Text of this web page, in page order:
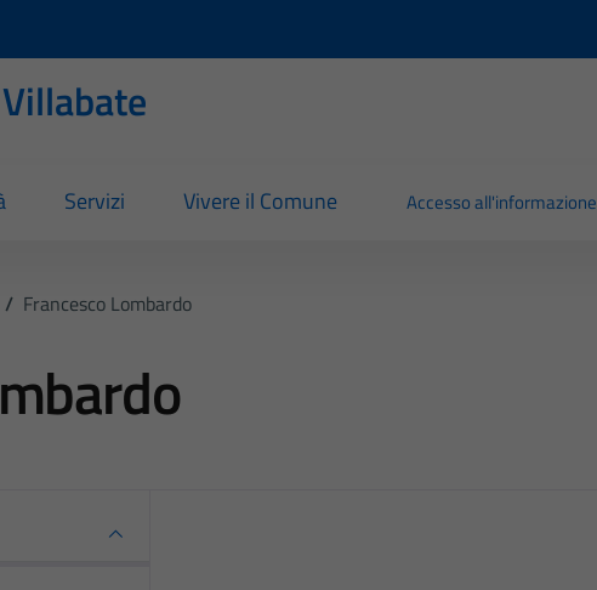
Servizi Vivere il Comune Accesso all'informazione
/ Francesco Lombardo